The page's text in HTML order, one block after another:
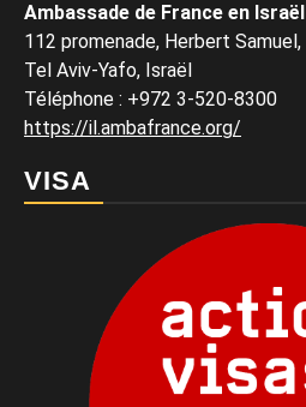
Ambassade de France en Israël
112 promenade, Herbert Samuel,
Tel Aviv-Yafo, Israël
Téléphone : +972 3-520-8300
https://il.ambafrance.org/
VISA